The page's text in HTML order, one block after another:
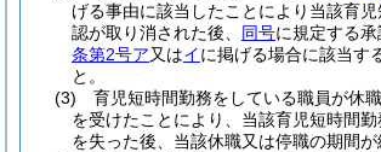
げる事由に該当したことにより当該育
認が取り消された後、 同号に規定する
条第2号ア又はイに掲げる場合に該当す
と。
(3)
育児短時間勤務をしている職員が休
を受けたことにより、当該育児短時間
を失った後、当該休職又は停職の期間が